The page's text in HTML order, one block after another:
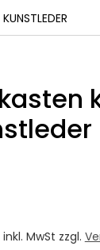
inkl. MwSt zzgl.